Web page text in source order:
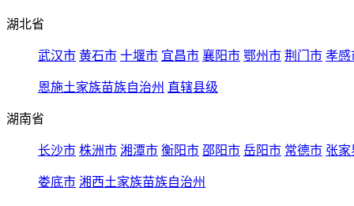
湖北省
武汉市 黄石市 十堰市 宜昌市 襄阳市 鄂州市 荆门市 孝感
恩施土家族苗族自治州 直辖县级
湖南省
长沙市 株洲市 湘潭市 衡阳市 邵阳市 岳阳市 常德市 张家
娄底市 湘西土家族苗族自治州